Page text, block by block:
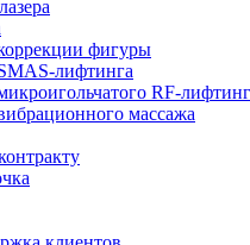
материалы